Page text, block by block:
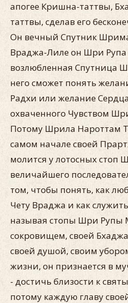
апогее Кришна-таттвы,
таттвы, сделав его
Он вечный Спутник
Враджа-Лиле он Шри
возлюбленная Спутница
него сможет понять
Радхи или желание
охваченного Чувством
Потому Шрила Нароттам
самом начале своей
молится у лотосных стоп
величайшего
том, чтобы понять, как
Чету Враджа и как
называя стопы Шри Рупы
сокровищем, своей
своей душой, своим
жизни, он признается в
- достичь близости к
потому каждую главу